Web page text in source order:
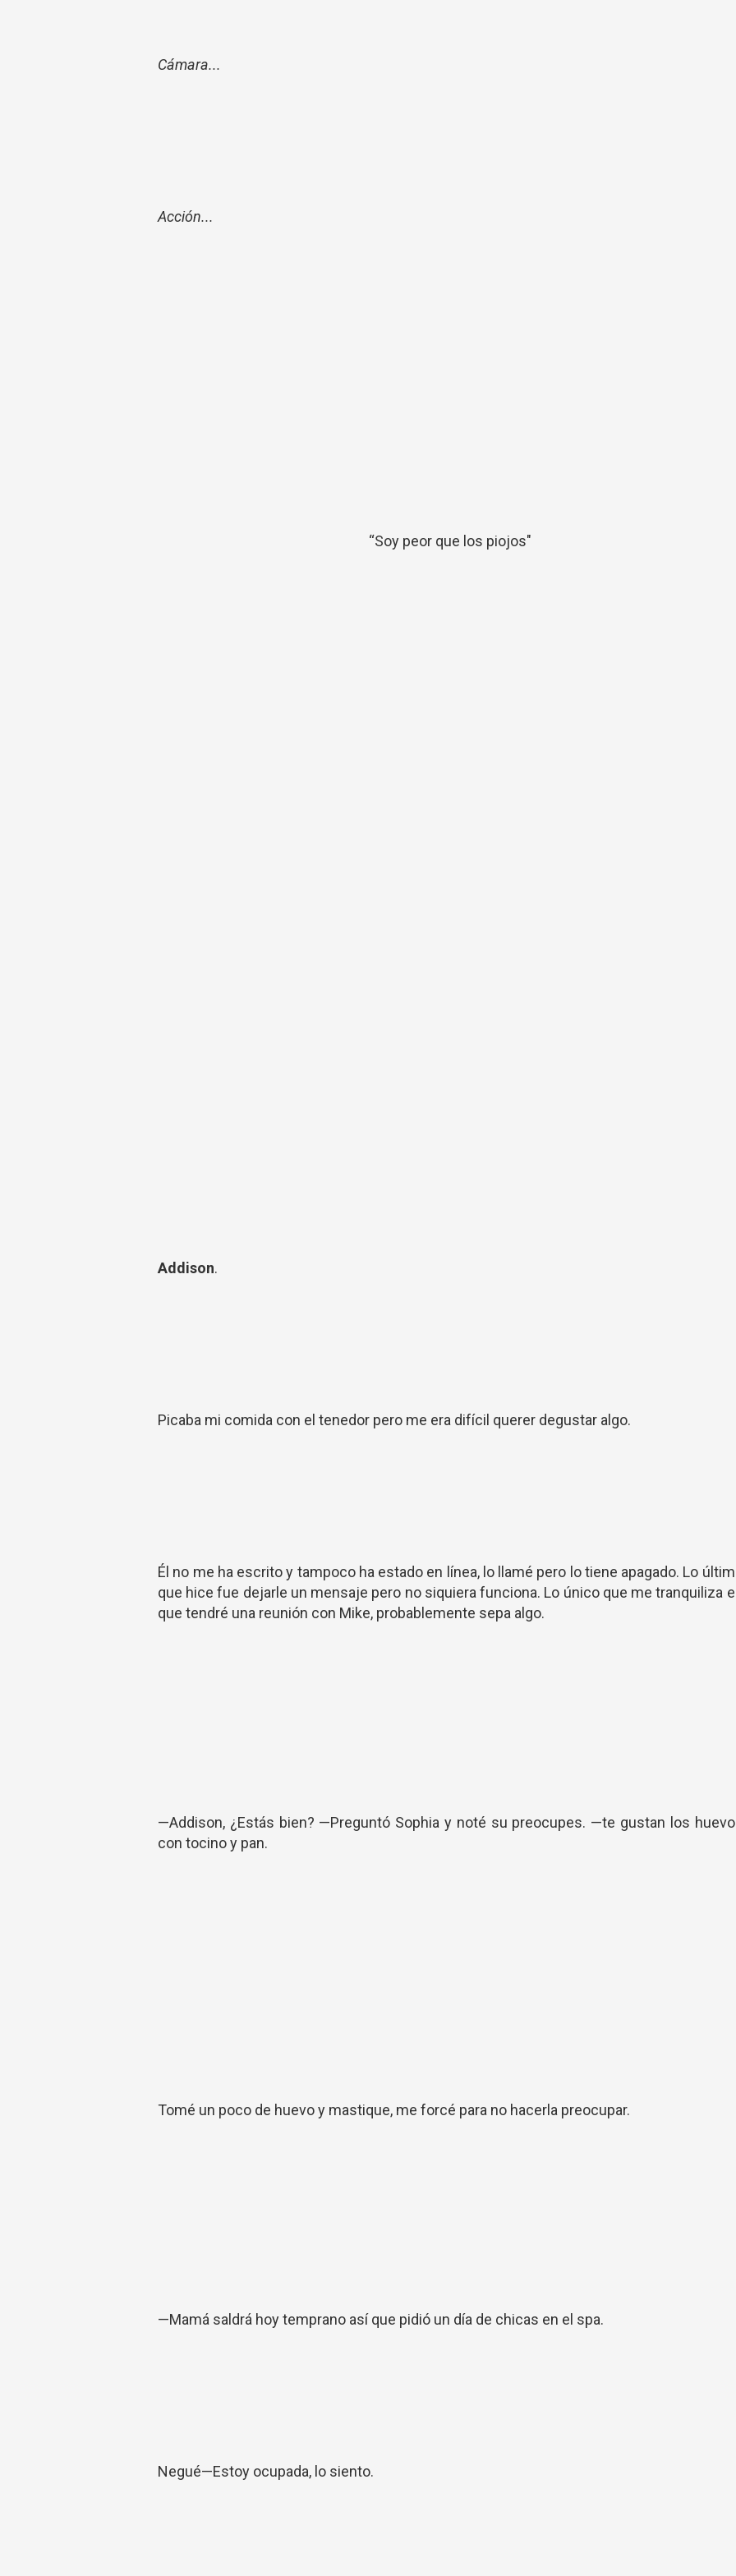
Cámara...
Acción...
“Soy peor que los piojos"
Addison.
Picaba mi comida con el tenedor pero me era difícil querer degustar algo.
Él no me ha escrito y tampoco ha estado en línea, lo llamé pero lo tiene apagado. Lo
que hice fue dejarle un mensaje pero no siquiera funciona. Lo único que me tranquiliza
que tendré una reunión con Mike, probablemente sepa algo.
—Addison, ¿Estás bien? —Preguntó Sophia y noté su preocupes. —te gustan los
con tocino y pan.
Tomé un poco de huevo y mastique, me forcé para no hacerla preocupar.
—Mamá saldrá hoy temprano así que pidió un día de chicas en el spa.
Negué—Estoy ocupada, lo siento.